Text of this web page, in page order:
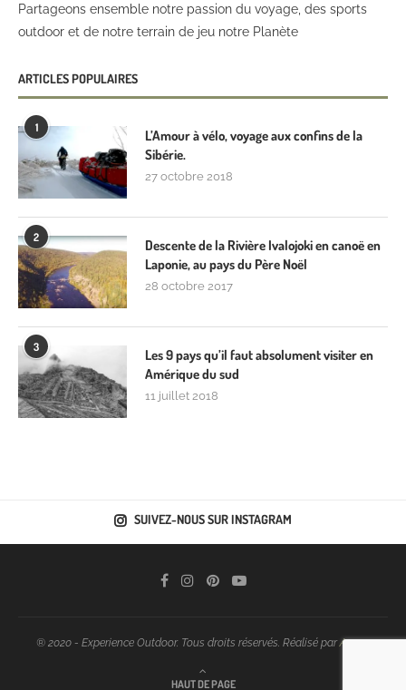
Partageons ensemble notre passion du voyage, des sports
outdoor et de notre terrain de jeu notre Planète
ARTICLES POPULAIRES
1
L’Amour à vélo, voyage aux confins de la
Sibérie.
27 octobre 2018
2
Descente de la Rivière Ivalojoki en canoë en
Laponie, au pays du Père Noël
28 octobre 2017
3
Les 9 pays qu’il faut absolument visiter en
Amérique du sud
11 juillet 2018
SUIVEZ-NOUS SUR INSTAGRAM
® 2020 - Experience Outdoor. Tous droits réservés. Réalisé parAraoo
HAUT DE PAGE